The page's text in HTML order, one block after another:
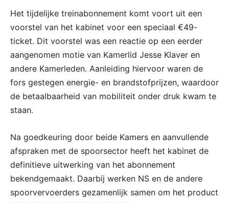
Het tijdelijke treinabonnement komt voort uit een
voorstel van het kabinet voor een speciaal €49-
ticket. Dit voorstel was een reactie op een eerder
aangenomen motie van Kamerlid Jesse Klaver en
andere Kamerleden. Aanleiding hiervoor waren de
fors gestegen energie- en brandstofprijzen, waardoor
de betaalbaarheid van mobiliteit onder druk kwam te
staan.
Na goedkeuring door beide Kamers en aanvullende
afspraken met de spoorsector heeft het kabinet de
definitieve uitwerking van het abonnement
bekendgemaakt. Daarbij werken NS en de andere
spoorvervoerders gezamenlijk samen om het product